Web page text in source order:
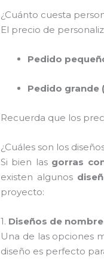
¿Cuánto cuesta
El precio de
Pedido
Pedido grande
Recuerda que los
¿Cuáles son los
Si bien las gorras
existen algunos
proyecto:
1. Diseños de
Una de las opciones
diseño es perfecto